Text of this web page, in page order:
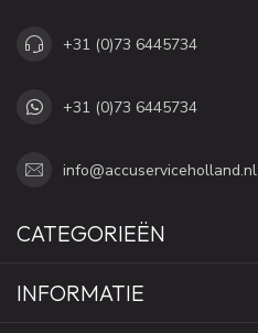
+31 (0)73 6445734
+31 (0)73 6445734
info@accuserviceholland.nl
CATEGORIEËN
INFORMATIE